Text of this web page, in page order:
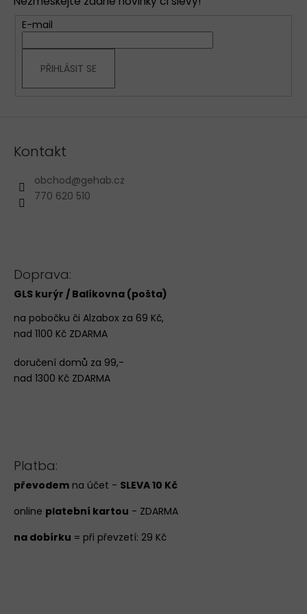
E-mail
PŘIHLÁSIT SE
Kontakt
obchod@gehab.cz
770 620 510
Doprava:
GLS kurýr / Balíkovna (pošta)
na pobočku či Alzabox za 69 Kč,
nad 1100 Kč ZDARMA
doručení domů za 99,-
nad 1300 Kč ZDARMA
Platba:
převodem na účet - SLEVA 10 Kč
online platební kartou - ZDARMA
na dobírku = při převzetí: 29 Kč